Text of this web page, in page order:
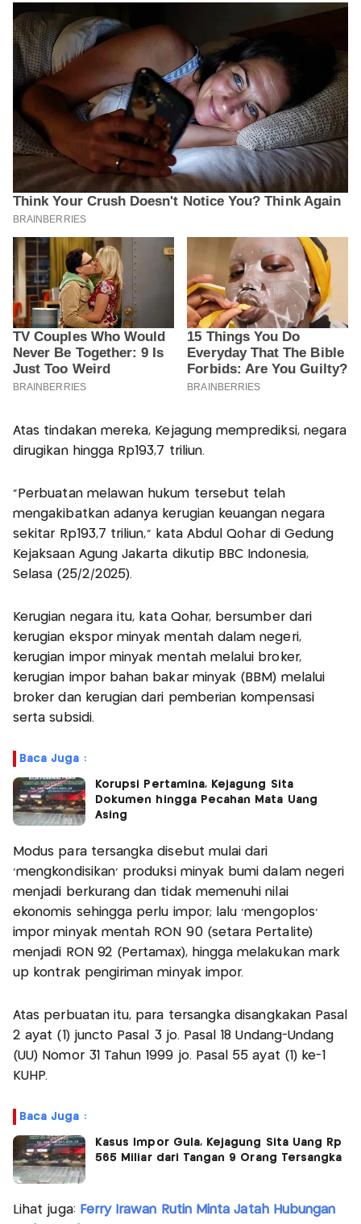
Atas tindakan mereka, Kejagung memprediksi, negara
dirugikan hingga Rp193,7 triliun.
"Perbuatan melawan hukum tersebut telah
mengakibatkan adanya kerugian keuangan negara
sekitar Rp193,7 triliun," kata Abdul Qohar di Gedung
Kejaksaan Agung Jakarta dikutip BBC Indonesia,
Selasa (25/2/2025).
Kerugian negara itu, kata Qohar, bersumber dari
kerugian ekspor minyak mentah dalam negeri,
kerugian impor minyak mentah melalui broker,
kerugian impor bahan bakar minyak (BBM) melalui
broker dan kerugian dari pemberian kompensasi
serta subsidi.
Baca Juga :
Korupsi Pertamina, Kejagung Sita
Dokumen hingga Pecahan Mata Uang
Asing
Modus para tersangka disebut mulai dari
'mengkondisikan' produksi minyak bumi dalam negeri
menjadi berkurang dan tidak memenuhi nilai
ekonomis sehingga perlu impor; lalu 'mengoplos'
impor minyak mentah RON 90 (setara Pertalite)
menjadi RON 92 (Pertamax), hingga melakukan mark
up kontrak pengiriman minyak impor.
Atas perbuatan itu, para tersangka disangkakan Pasal
2 ayat (1) juncto Pasal 3 jo. Pasal 18 Undang-Undang
(UU) Nomor 31 Tahun 1999 jo. Pasal 55 ayat (1) ke-1
KUHP.
Baca Juga :
Kasus Impor Gula, Kejagung Sita Uang Rp
565 Miliar dari Tangan 9 Orang Tersangka
Lihat juga: Ferry Irawan Rutin Minta Jatah Hubungan